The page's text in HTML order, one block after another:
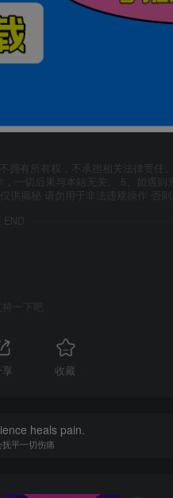
有所有权，不承担相关法律责任
一切后果与本站无关。 5、如遇
供揭秘 请勿用于非法违规操作 否则
END
持一下吧
享 收藏
heals pain.
平一切伤痛